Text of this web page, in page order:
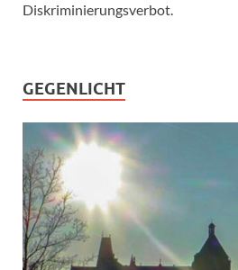
Diskriminierungsverbot.
GEGENLICHT